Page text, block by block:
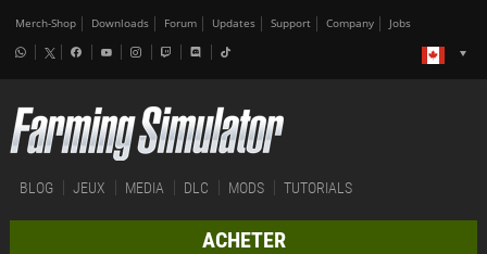
Merch-Shop Downloads Forum Updates Support Company Jobs
BLOG JEUX MEDIA DLC MODS TUTORIALS
ACHETER